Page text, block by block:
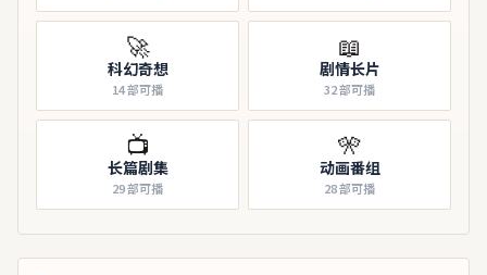
🚀
科幻奇想
14部可播
📖
剧情长片
32部可播
📺
长篇剧集
29部可播
🎌
动画番组
28部可播